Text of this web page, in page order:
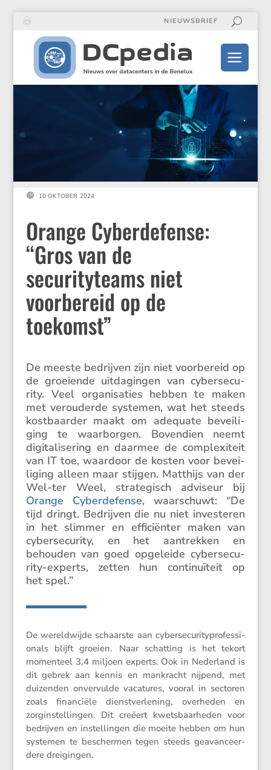
NIEUWSBRIEF
 10 OKTOBER 2024
Orange Cyberdefense:
“Gros van de
securityteams niet
voorbereid op de
toekomst”
De meeste bedrijven zijn niet voorbe­reid op
de groei­ende uitda­gingen van cyber­se­cu­
rity. Veel organi­sa­ties hebben te maken
met verou­derde systemen, wat het steeds
kostbaarder maakt om adequate bevei­li­
ging te waarborgen. Boven­dien neemt
digita­li­se­ring en daarmee de complexi­teit
van IT toe, waardoor de kosten voor bevei­
li­ging alleen maar stijgen. Matthijs van der
Wel-ter Weel, strate­gisch adviseur bij
Orange Cyber­de­fense, waarschuwt: “De
tijd dringt. Bedrijven die nu niet inves­teren
in het slimmer en effici­ënter maken van
cyber­se­cu­rity, en het aantrekken en
behouden van goed opgeleide cyber­se­cu­
rity-experts, zetten hun conti­nu­ï­teit op
het spel.”
De wereld­wijde schaarste aan cyber­se­cu­ri­ty­pro­fes­si­
o­nals blijft groeien. Naar schat­ting is het tekort
momen­teel 3,4 miljoen experts. Ook in Neder­land is
dit gebrek aan kennis en mankracht nijpend, met
duizenden onver­vulde vacatures, vooral in sectoren
zoals finan­ciële dienst­ver­le­ning, overheden en
zorgin­stel­lingen. Dit creëert kwets­baar­heden voor
bedrijven en instel­lingen die moeite hebben om hun
systemen te beschermen tegen steeds geavan­ceer­
dere dreigingen.